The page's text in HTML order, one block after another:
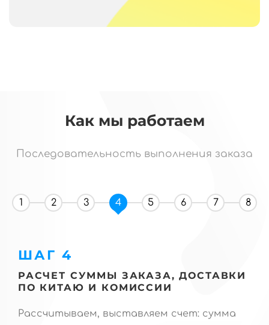
Как мы работаем
Последовательность выполнения заказа
1 2 3 4 5 6 7 8
ШАГ 4
РАСЧЕТ СУММЫ ЗАКАЗА, ДОСТАВКИ
ПО КИТАЮ И КОМИССИИ
Рассчитываем, выставляем счет: сумма